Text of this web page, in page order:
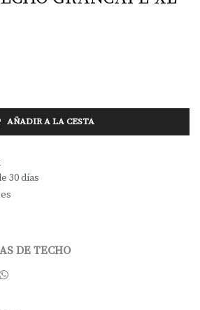
AÑADIR A LA CESTA
30 días
DE TECHO